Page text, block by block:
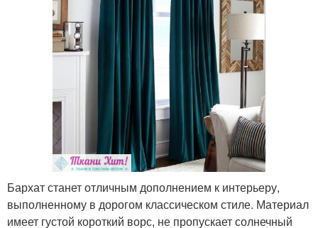
Бархат станет отличным дополнением к интерьеру,
выполненному в дорогом классическом стиле. Материал
имеет густой короткий ворс, не пропускает солнечный